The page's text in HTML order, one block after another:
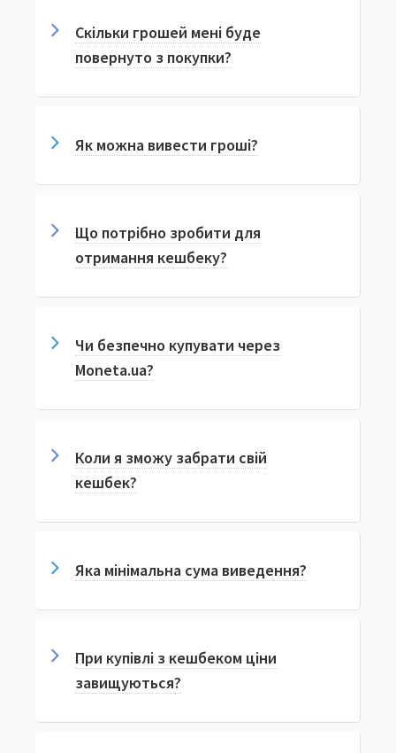
Скільки грошей мені буде
повернуто з покупки?
Як можна вивести гроші?
Що потрібно зробити для
отримання кешбеку?
Чи безпечно купувати через
Moneta.ua?
Коли я зможу забрати свій
кешбек?
Яка мінімальна сума виведення?
При купівлі з кешбеком ціни
завищуються?